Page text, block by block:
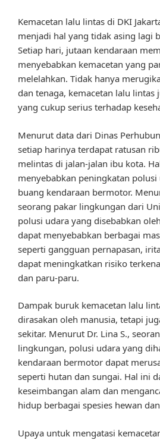
Kemacetan lalu lintas di DKI
menjadi hal yang tidak asing lagi
Setiap hari, jutaan kendaraan
menyebabkan kemacetan yang
melelahkan. Tidak hanya
dan tenaga, kemacetan lalu
yang cukup serius terhadap
Menurut data dari Dinas
setiap harinya terdapat ratusan
melintas di jalan-jalan ibu kota.
menyebabkan peningkatan polusi
buang kendaraan bermotor.
seorang pakar lingkungan dari
polusi udara yang disebabkan
dapat menyebabkan berbagai
seperti gangguan pernapasan,
dapat meningkatkan risiko
dan paru-paru.
Dampak buruk kemacetan lalu
dirasakan oleh manusia, tetapi
sekitar. Menurut Dr. Lina S.,
lingkungan, polusi udara yang
kendaraan bermotor dapat
seperti hutan dan sungai. Hal ini
keseimbangan alam dan
hidup berbagai spesies hewan
Upaya untuk mengatasi